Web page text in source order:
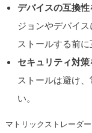
デバイスの互換
ジョンやデバイ
ストールする前に
セキュリティ対
ストールは避け
い。
マトリックストレーダ